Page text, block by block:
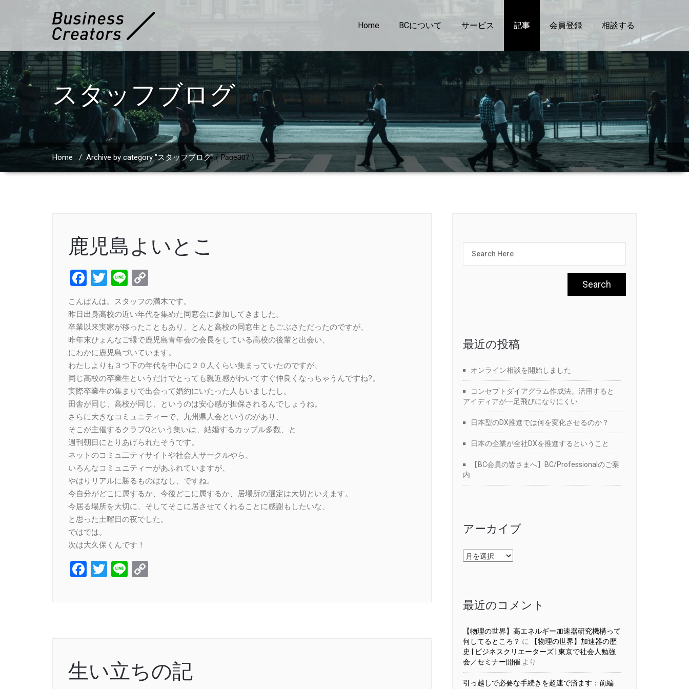
Home BCについて サービス 記事 会員登録 相談する
スタッフブログ
Home / Archive by category "スタッフブログ" ( Page307 )
鹿児島よいとこ
Facebook
Twitter
Line
Link
こんばんは。スタッフの満木です。
昨日出身高校の近い年代を集めた同窓会に参加してきました。
卒業以来実家が移ったこともあり、とんと高校の同窓生ともごぶさただったのですが、
昨年末ひょんなご縁で鹿児島青年会の会長をしている高校の後輩と出会い、
にわかに鹿児島づいています。
わたしよりも３つ下の年代を中心に２０人くらい集まっていたのですが、
同じ高校の卒業生というだけでとっても親近感がわいてすぐ仲良くなっちゃうんですね?。
実際卒業生の集まりで出会って婚約にいたった人もいましたし。
田舎が同じ、高校が同じ、というのは安心感が担保されるんでしょうね。
さらに大きなコミュニティーで、九州県人会というのがあり、
そこが主催するクラブQという集いは、結婚するカップル多数、と
週刊朝日にとりあげられたそうです。
ネットのコミュ二ティサイトや社会人サークルやら、
いろんなコミュニティーがあふれていますが、
やはりリアルに勝るものはなし、ですね。
今自分がどこに属するか、今後どこに属するか、居場所の選定は大切といえます。
今居る場所を大切に、そしてそこに居させてくれることに感謝もしたいな、
と思った土曜日の夜でした。
ではでは。
次は大久保くんです！
Facebook
Twitter
Line
生い立ちの記
最近の投稿
オンライン相談を開始しました
コンセプトダイアグラム作成法。活用すると
アイディアが一足飛びになりにくい
日本型のDX推進では何を変化させるのか？
日本の企業が全社DXを推進するということ
【BC会員の皆さまへ】BC/Professionalのご案
内
アーカイブ
ア
ー
最近のコメント
【物理の世界】高エネルギー加速器研究機構って
何してるところ？ に
【物理の世界】加速器の歴
史 | ビジネスクリエーターズ | 東京で社会人勉強
会／セミナー開催 より
引っ越しで必要な手続きを超速で済ます：前編